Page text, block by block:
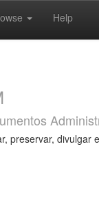
Help
preservar,